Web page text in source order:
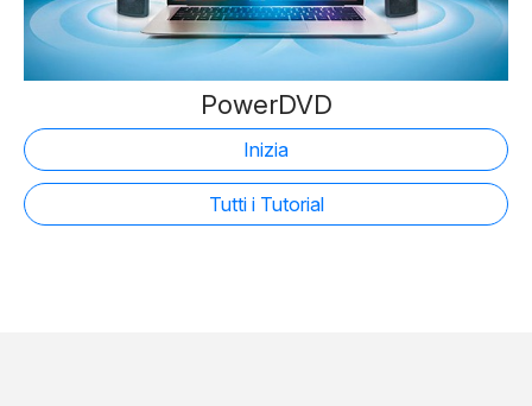
PowerDVD
Inizia
Tutti i Tutorial